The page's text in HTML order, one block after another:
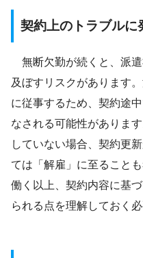
契約上のトラブルに
無断欠勤が続くと、派
及ぼすリスクがあります
に従事するため、契約途
なされる可能性がありま
していない場合、契約更
ては「解雇」に至ること
働く以上、契約内容に基
られる点を理解しておく必